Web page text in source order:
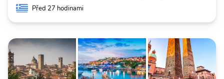
Před 27 hodinami